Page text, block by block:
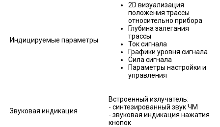
Индицируемые параметры
2D визуализация
положения трассы
относительно прибора
Глубина залегания
трассы
Ток сигнала
Графики уровня сигнала
Сила сигнала
Параметры настройки и
управления
Звуковая индикация
Встроенный излучатель:
- синтезированный звук ЧМ
- звуковая индикация нажатия
кнопок